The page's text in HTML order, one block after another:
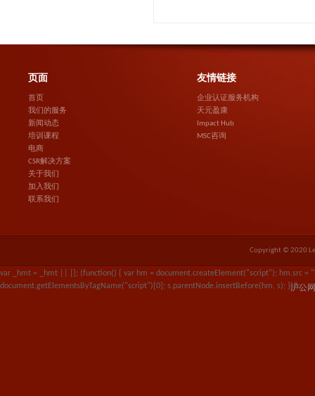
页面
首页
我们的服务
新闻动态
培训课程
电商
CSR解决方案
关于我们
加入我们
联系我们
友情链接
企业认证服务机构
天元盈康
Impact Hub
MSC咨询
Copyright © 2020
沪公
var _hmt = _hmt || []; (function() { var hm = document.createElement("script"); hm.src =
document.getElementsByTagName("script")[0]; s.parentNode.insertBefore(hm, s); })();